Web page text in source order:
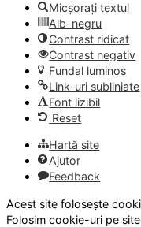
Micșorați textul
Alb-negru
Contrast ridicat
Contrast negativ
Fundal luminos
Link-uri subliniate
Font lizibil
Reset
Hartă site
Ajutor
Feedback
Acest site folosește
Folosim cookie-uri pe